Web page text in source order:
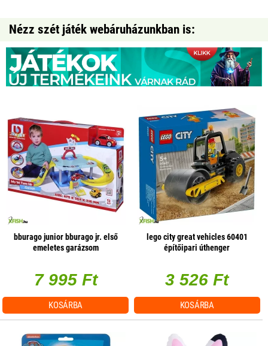
Nézz szét játék webáruházunkban is:
bburago junior bburago jr. első
emeletes garázsom
7 995 Ft
KOSÁRBA
lego city great vehicles 60401
építőipari úthenger
3 526 Ft
KOSÁRBA